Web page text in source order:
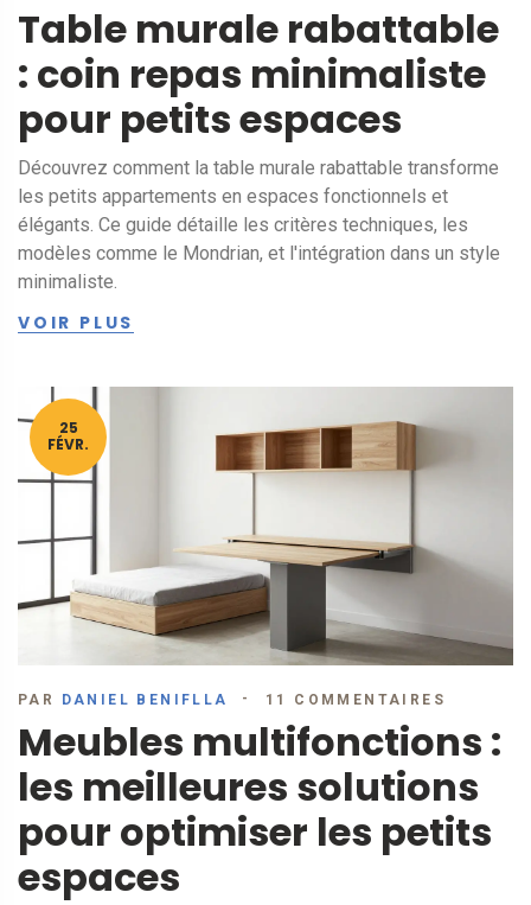
Table murale rabattable
: coin repas minimaliste
pour petits espaces
Découvrez comment la table murale rabattable transforme
les petits appartements en espaces fonctionnels et
élégants. Ce guide détaille les critères techniques, les
modèles comme le Mondrian, et l'intégration dans un style
minimaliste.
VOIR PLUS
25
FÉVR.
PAR DANIEL BENIFLLA 11 COMMENTAIRES
Meubles multifonctions :
les meilleures solutions
pour optimiser les petits
espaces